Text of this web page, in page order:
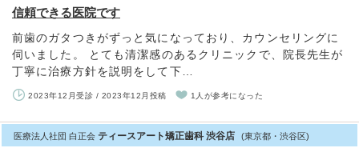
信頼できる医院です
前歯のガタつきがずっと気になっており、カウンセリングに
伺いました。 とても清潔感のあるクリニックで、院長先生が
丁寧に治療方針を説明をして下…
2023年12月受診 / 2023年12月投稿 1人が参考になった
医療法人社団 白正会 ティースアート矯正歯科 渋谷店 (東京都・渋谷区)